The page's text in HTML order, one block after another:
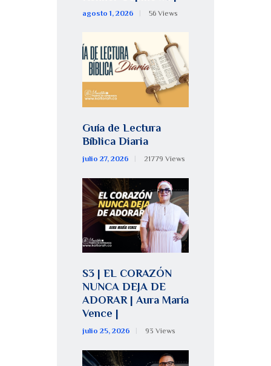
agosto 1, 2026 56 Views
Guía de Lectura
Bíblica Diaria
julio 27, 2026 21779 Views
S3 | EL CORAZÓN
NUNCA DEJA DE
ADORAR | Aura María
Vence |
julio 25, 2026 93 Views